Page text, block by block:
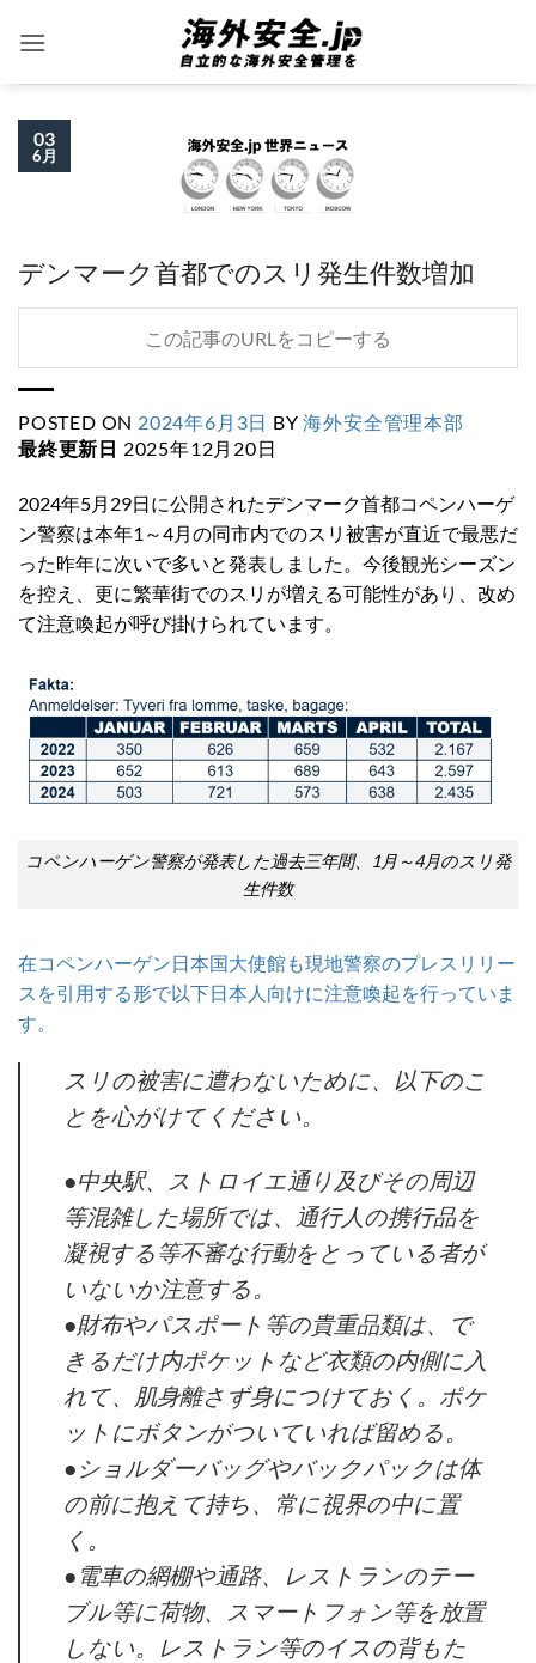
03
6月
デンマーク首都でのスリ発生件数増加
この記事のURLをコピーする
POSTED ON 2024年6月3日 BY海外安全管理本部
最終更新日 2025年12月20日
2024年5月29日に公開されたデンマーク首都コペンハーゲ
ン警察は本年1～4月の同市内でのスリ被害が直近で最悪だ
った昨年に次いで多いと発表しました。今後観光シーズン
を控え、更に繁華街でのスリが増える可能性があり、改め
て注意喚起が呼び掛けられています。
コペンハーゲン警察が発表した過去三年間、1月～4月のスリ発
生件数
在コペンハーゲン日本国大使館も現地警察のプレスリリー
スを引用する形で以下日本人向けに注意喚起を行っていま
す。
スリの被害に遭わないために、以下のこ
とを心がけてください。
●中央駅、ストロイエ通り及びその周辺
等混雑した場所では、通行人の携行品を
凝視する等不審な行動をとっている者が
いないか注意する。
●財布やパスポート等の貴重品類は、で
きるだけ内ポケットなど衣類の内側に入
れて、肌身離さず身につけておく。ポケ
ットにボタンがついていれば留める。
●ショルダーバッグやバックパックは体
の前に抱えて持ち、常に視界の中に置
く。
●電車の網棚や通路、レストランのテー
ブル等に荷物、スマートフォン等を放置
しない。レストラン等のイスの背もた